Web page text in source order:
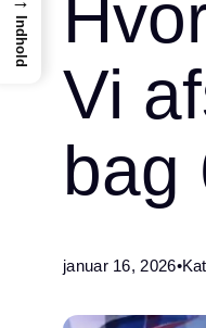
Vi
bag
januar 16, 2026•
Indhold